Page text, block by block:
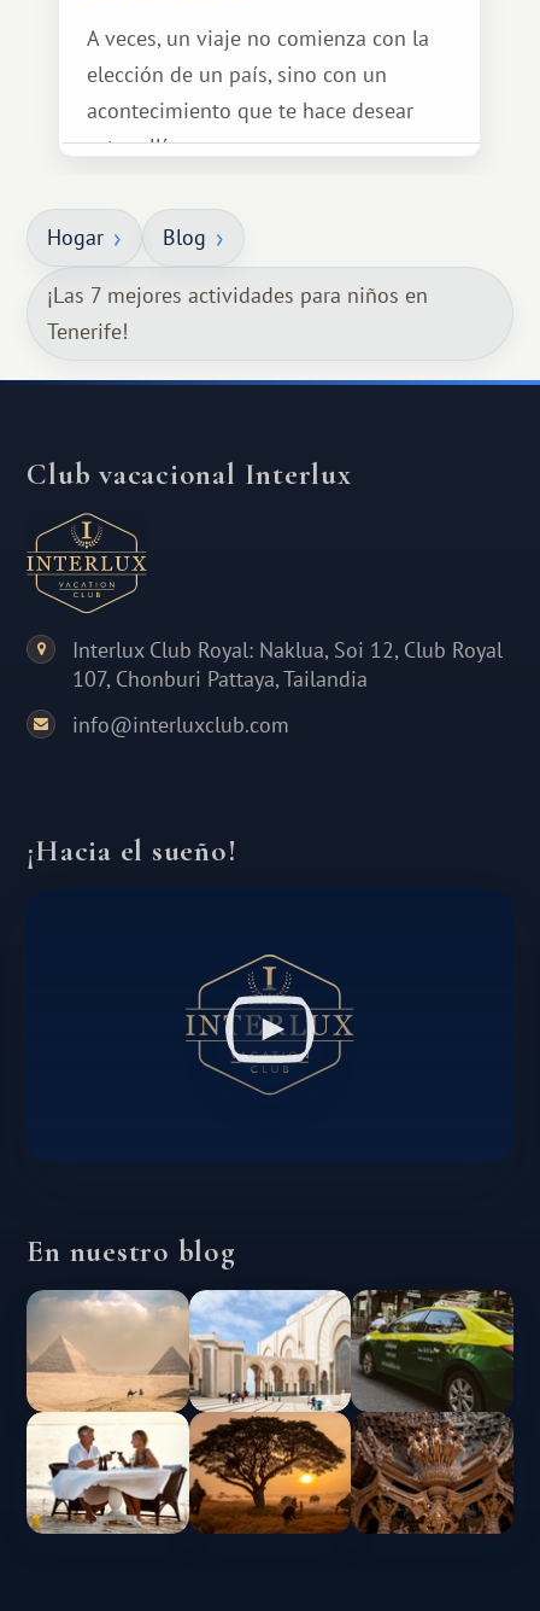
A veces, un viaje no comienza con la
elección de un país, sino con un
acontecimiento que te hace desear
estar allí...
Hogar Blog
¡Las 7 mejores actividades para niños en
Tenerife!
Club vacacional Interlux
Interlux Club Royal: Naklua, Soi 12, Club Royal
107, Chonburi Pattaya, Tailandia
info@interluxclub.com
¡Hacia el sueño!
En nuestro blog